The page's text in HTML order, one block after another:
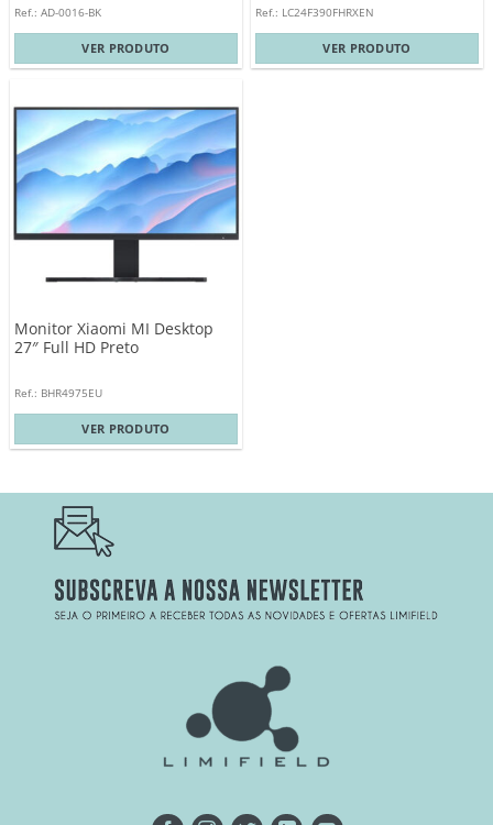
Ref.: AD-0016-BK
VER PRODUTO
Ref.: LC24F390FHRXEN
VER PRODUTO
Monitor Xiaomi MI Desktop
27″ Full HD Preto
Ref.: BHR4975EU
VER PRODUTO